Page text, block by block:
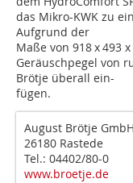
das Mikro-KWK zu
Aufgrund der
Maße von 918 x 493
Geräuschpegel von
Brötje überall ein-
fügen.
August Brötje GmbH
26180 Rastede
Tel.: 04402/80-0
www.broetje.de